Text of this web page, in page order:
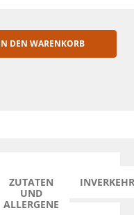
DEN WARENKORB
ZUTATEN
UND
ALLERGENE